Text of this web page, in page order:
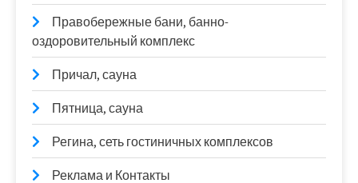
Правобережные бани, банно-
оздоровительный комплекс
Причал, сауна
Пятница, сауна
Регина, сеть гостиничных комплексов
Реклама и Контакты